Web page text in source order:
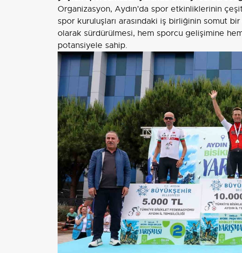
Organizasyon, Aydın’da spor etkinliklerinin
spor kuruluşları arasındaki iş birliğinin somut
olarak sürdürülmesi, hem sporcu gelişimine
potansiyele sahip.